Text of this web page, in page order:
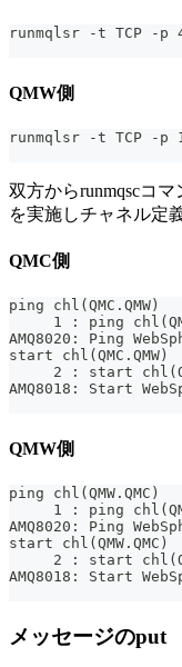
runmqlsr -t TCP -p
QMW側
runmqlsr -t TCP -p
双方からrunmqscコ
を実施しチャネル定
QMC側
ping chl(QMC.QMW)
1 : ping
AMQ8020: Ping
start chl(QMC.QMW)
2 : start
AMQ8018: Start
QMW側
ping chl(QMW.QMC)
1 : ping
AMQ8020: Ping
start chl(QMW.QMC)
2 : start
AMQ8018: Start
メッセージのput